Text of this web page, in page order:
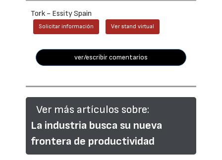
Tork - Essity Spain
Solicitar información Ver stand virtual
ver/escribir comentarios
Ver más artículos sobre:
La industria busca su nueva
frontera de productividad